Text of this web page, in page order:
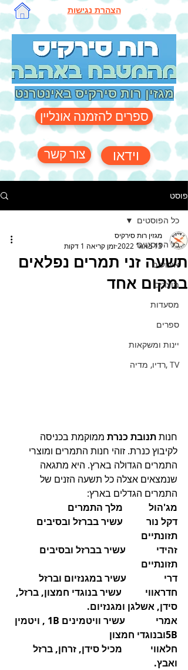
הצהרת נגישות
מגזין רות סירקיס באינטרנט
ספרים להזמנה אונליין
צור קשר וידאו
פוסט
כל הפוסטים
אירועים
מוצרים
מסעדות
ספרים
יינות ומשקאות
TV ,רדיו, מדיה
כל הפוסטים
תשעה זני תמרים נפלאים
במקום אחד
מגזין רות סירקיס
13 באוג׳ 2022
זמן קריאה 1 דקות
חנות תנובת כנרת ממוקמת בכניסה
לקיבוץ כנרת. זוהי חנות התמרים ומוצרי
התמרים הגדולה בארץ. היא מתגאה
שנמצאים אצלה כל תשעה הזנים של
התמרים הגדלים בארץ:
מג'הול           מלך התמרים
דקל נור          עשיר בברזל ובסיבים
תזונתיים
זהידי             עשיר בברזל ובסיבים
תזונתיים
דרי                עשיר במגנזיום וברזל
חדראווי          עשיר בנוגדי חמצון, ברזל,
סידן, אשלגן ומגנזיום.
אמרי             עשיר וויטמינים 1B , ויטמין
5Bובנוגדי חמצון
חלאווי
מכיל סידן, זרחן, ברזל
ואבץ.